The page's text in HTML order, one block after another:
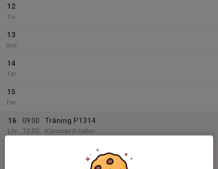
12
Tis
13
Ons
14
Tor
15
Fre
16
Lör
09:00
10:00
Träning P1314
Klämman B-hallen
Matcher P1314
Rosvalla B, Nyköping